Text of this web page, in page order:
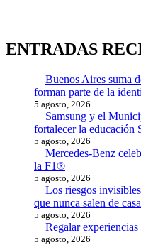
ENTRADAS
Buenos Aires suma
forman parte de la
5 agosto, 2026
Samsung y el
fortalecer la educación
5 agosto, 2026
Mercedes-Benz
la F1®
5 agosto, 2026
Los riesgos
que nunca salen de casa
5 agosto, 2026
Regalar
5 agosto, 2026